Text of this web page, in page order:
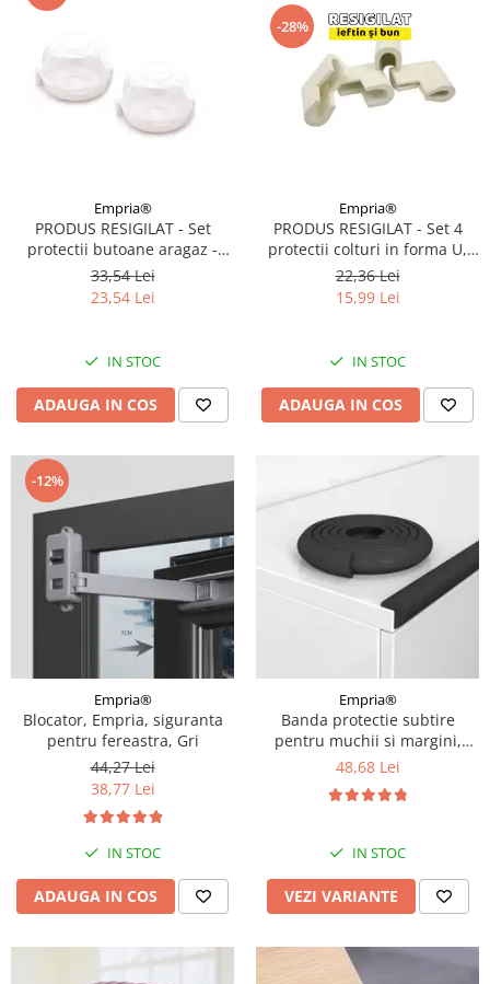
Empria®
PRODUS RESIGILAT - Set
protectii butoane aragaz -
plita, Empria, 2 bucati, 7.5x4.6
cm, Alb
33,54 Lei
23,54 Lei
IN STOC
ADAUGA IN COS
-28%
Empria®
PRODUS RESIGILAT - Set 4
protectii colturi in forma U,
3.5x0.7x6 cm, Alb Fildes
22,36 Lei
15,99 Lei
IN STOC
ADAUGA IN COS
-12%
Empria®
Blocator, Empria, siguranta
pentru fereastra, Gri
44,27 Lei
38,77 Lei
IN STOC
ADAUGA IN COS
Empria®
Banda protectie subtire
pentru muchii si margini,
2.3x0.9x200 cm, Diverse culori
48,68 Lei
IN STOC
VEZI VARIANTE